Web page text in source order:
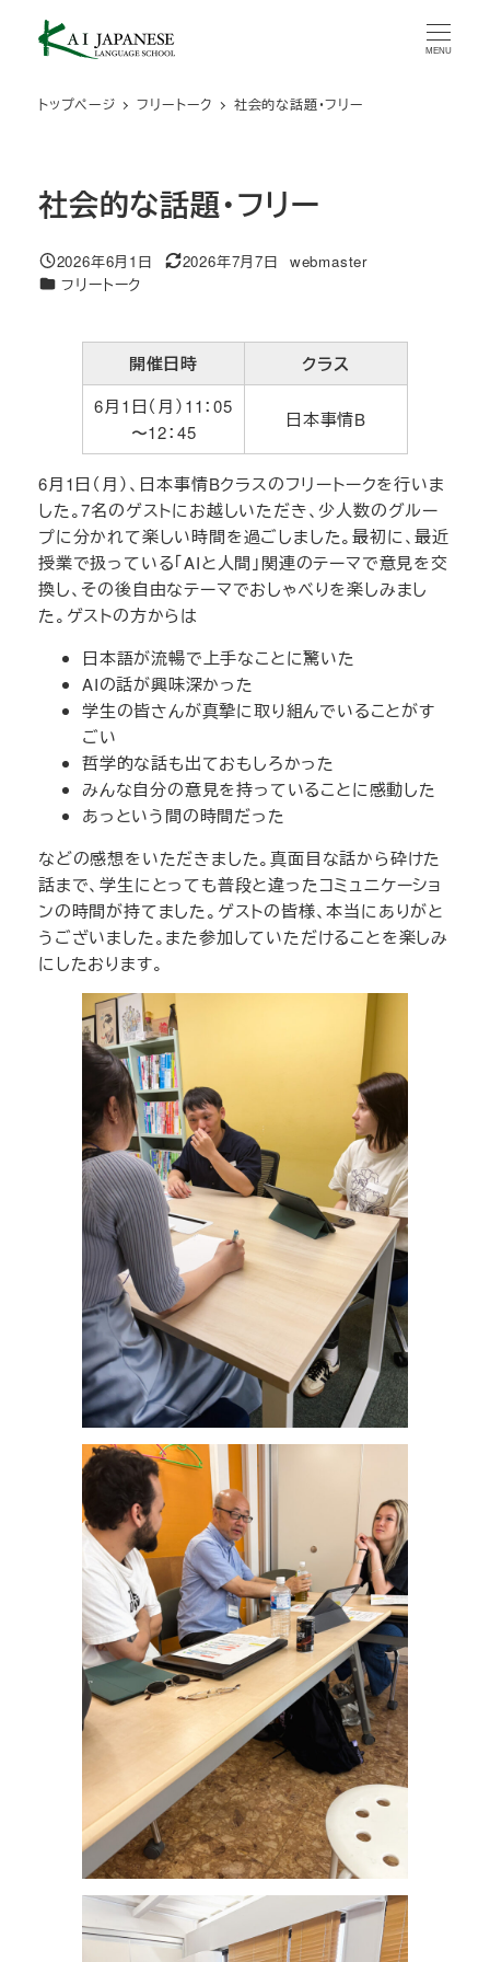
MENU
トップページ フリートーク 社会的な話題・フリー
社会的な話題・フリー
投稿日
2026年6月1日 更新日
2026年7月7日
著
webmaster
カテゴリー
フリートーク
開催日時 クラス
6月1日（月）11：05
〜12：45
日本事情B
6月1日（月）、日本事情Bクラスのフリートークを行いま
した。7名のゲストにお越しいただき、少人数のグルー
プに分かれて楽しい時間を過ごしました。最初に、最近
授業で扱っている「AIと人間」関連のテーマで意見を交
換し、その後自由なテーマでおしゃべりを楽しみまし
た。ゲストの方からは
日本語が流暢で上手なことに驚いた
AIの話が興味深かった
学生の皆さんが真摯に取り組んでいることがす
ごい
哲学的な話も出ておもしろかった
みんな自分の意見を持っていることに感動した
あっという間の時間だった
などの感想をいただきました。真面目な話から砕けた
話まで、学生にとっても普段と違ったコミュニケーショ
ンの時間が持てました。ゲストの皆様、本当にありがと
うございました。また参加していただけることを楽しみ
にしたおります。